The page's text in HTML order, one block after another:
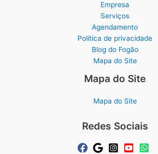
Empresa
Serviços
Agendamento
Política de privacidade
Blog do Fogão
Mapa do Site
Mapa do Site
Mapa do Site
Redes Sociais